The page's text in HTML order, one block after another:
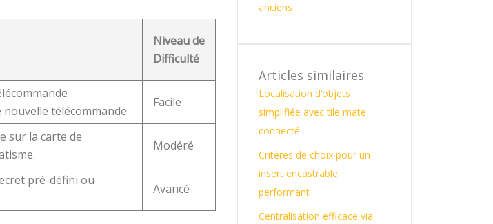
Niveau de
Difficulté
télécommande.
Facile
sur la carte de
Modéré
pré-défini ou
Avancé
anciens
Articles similaires
Localisation d’objets
simplifiée avec tile mate
connecté
Critères de choix pour un
insert encastrable
performant
Centralisation efficace via